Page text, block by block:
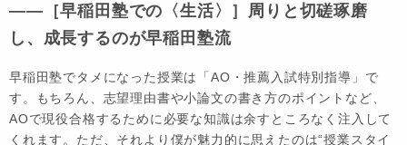
――［早稲田塾での〈生活〉］周りと切磋琢磨
し、成長するのが早稲田塾流
早稲田塾でタメになった授業は「AO・推薦入試特別指導」で
す。もちろん、志望理由書や小論文の書き方のポイントなど、
AOで現役合格するために必要な知識は余すところなく注入して
くれます。ただ、それより僕が魅力的に思えたのは“授業スタイ